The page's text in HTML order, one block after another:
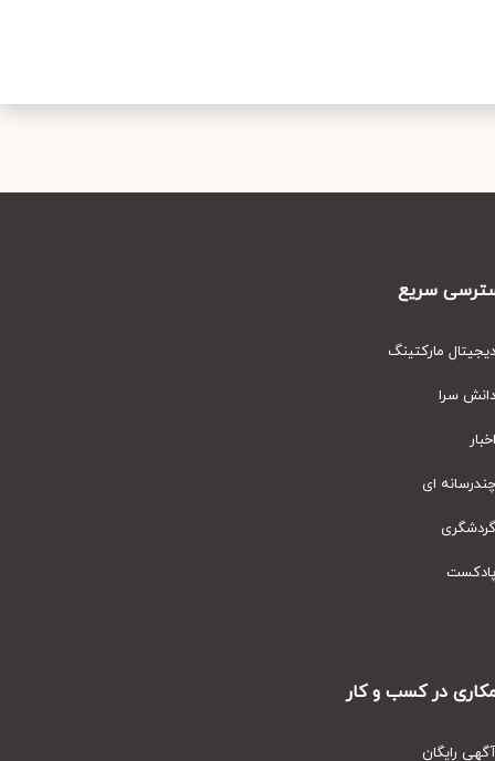
سریع
مارکتینگ
سرا
ای
در کسب و کار
رایگان